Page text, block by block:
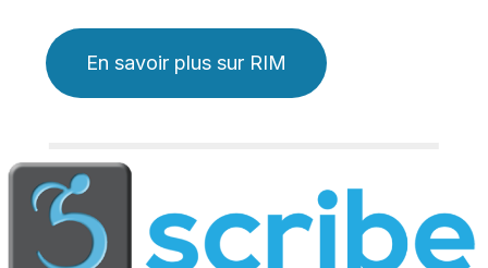
En savoir plus sur RIM